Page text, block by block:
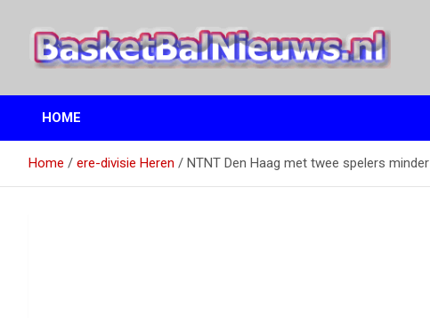
inhoud
BasketBalNieuws.nl
Etten
HOME
Home ere-divisie Heren NTNT Den Haag met twee spelers minder